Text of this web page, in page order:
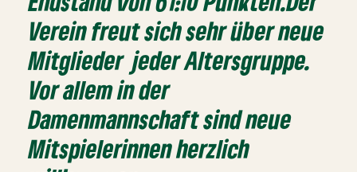
Verein freut sich sehr über neue
Mitglieder jeder Altersgruppe.
Vor allem in der
Damenmannschaft sind neue
Mitspielerinnen herzlich